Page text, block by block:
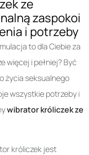
ze
zaspokoi
i potrzeby
to dla Ciebie za
więcej i pełniej? Być
życia seksualnego
wszystkie potrzeby i
wibrator króliczek ze
króliczek jest